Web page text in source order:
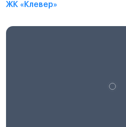
ЖК «Клевер»